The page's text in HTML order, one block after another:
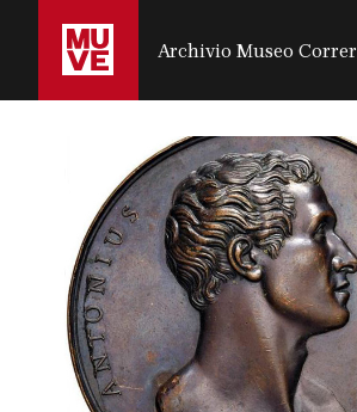
SALTA AL CONTENUTO PRINCIPALE
Archivio Museo Correr